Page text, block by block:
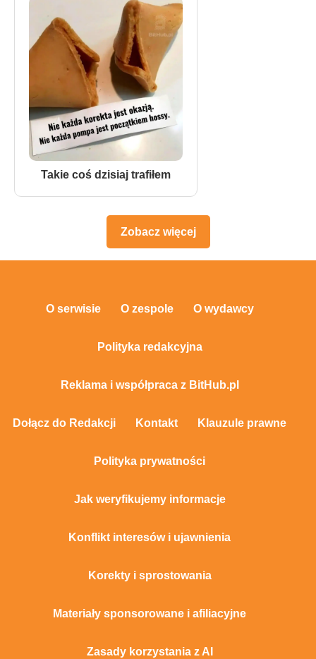
Takie coś dzisiaj trafiłem
Zobacz więcej
O serwisie O zespole O wydawcy
Polityka redakcyjna
Reklama i współpraca z BitHub.pl
Dołącz do Redakcji Kontakt Klauzule prawne
Polityka prywatności
Jak weryfikujemy informacje
Konflikt interesów i ujawnienia
Korekty i sprostowania
Materiały sponsorowane i afiliacyjne
Zasady korzystania z AI